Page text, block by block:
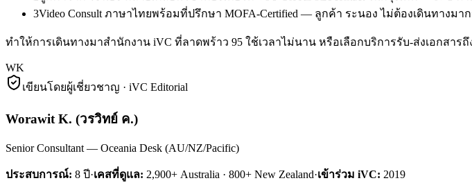
3Video Consult ภาษาไทยพร้อมที่ปรึกษา MOFA-Certified — ลูกค้า ระนอง ไม่ต้องเดินทางมา
ทำให้การเดินทางมาสำนักงาน iVC ที่ลาดพร้าว 95 ใช้เวลาไม่นาน หรือเลือกบริการรับ-ส่งเอกสาร
WK
เขียนโดยผู้เชี่ยวชาญ · iVC Editorial
Worawit K. (วรวิทย์ ค.)
Senior Consultant — Oceania Desk (AU/NZ/Pacific)
ประสบการณ์: 8 ปี·เคสที่ดูแล: 2,900+ Australia · 800+ New Zealand·เข้าร่วม iVC: 2019